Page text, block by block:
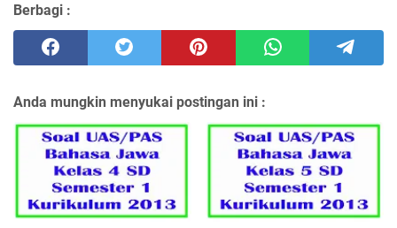
Berbagi :
Anda mungkin menyukai postingan ini :